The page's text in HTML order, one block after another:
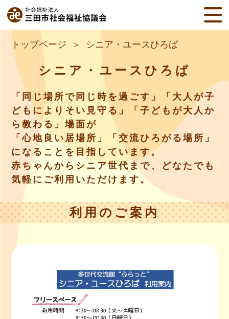
トップページ シニア・ユースひろば
シニア・ユースひろば
「同じ場所で同じ時を過ごす」「大人が子
どもによりそい見守る」「子どもが大人か
ら教わる」場面が
「心地良い居場所」「交流ひろがる場所」
になることを目指しています。
赤ちゃんからシニア世代まで、どなたでも
気軽にご利用いただけます。
利用のご案内